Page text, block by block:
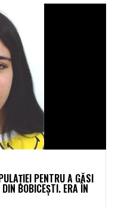
PENTRU A GĂSI
BOBICEȘTI. ERA ÎN